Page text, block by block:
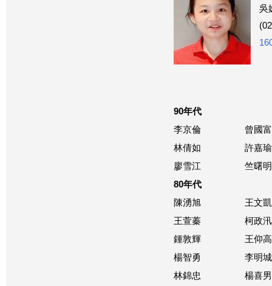
吳
90年代
李京倫
曾國富
林倩如
許嘉瑜
廖雪江
竺曙
80年代
陳湧旭
王文凱
王萱蓁
柯政汛
鍾敦輝
王仰高
楊智勇
李明城
林錦忠
楊喜男